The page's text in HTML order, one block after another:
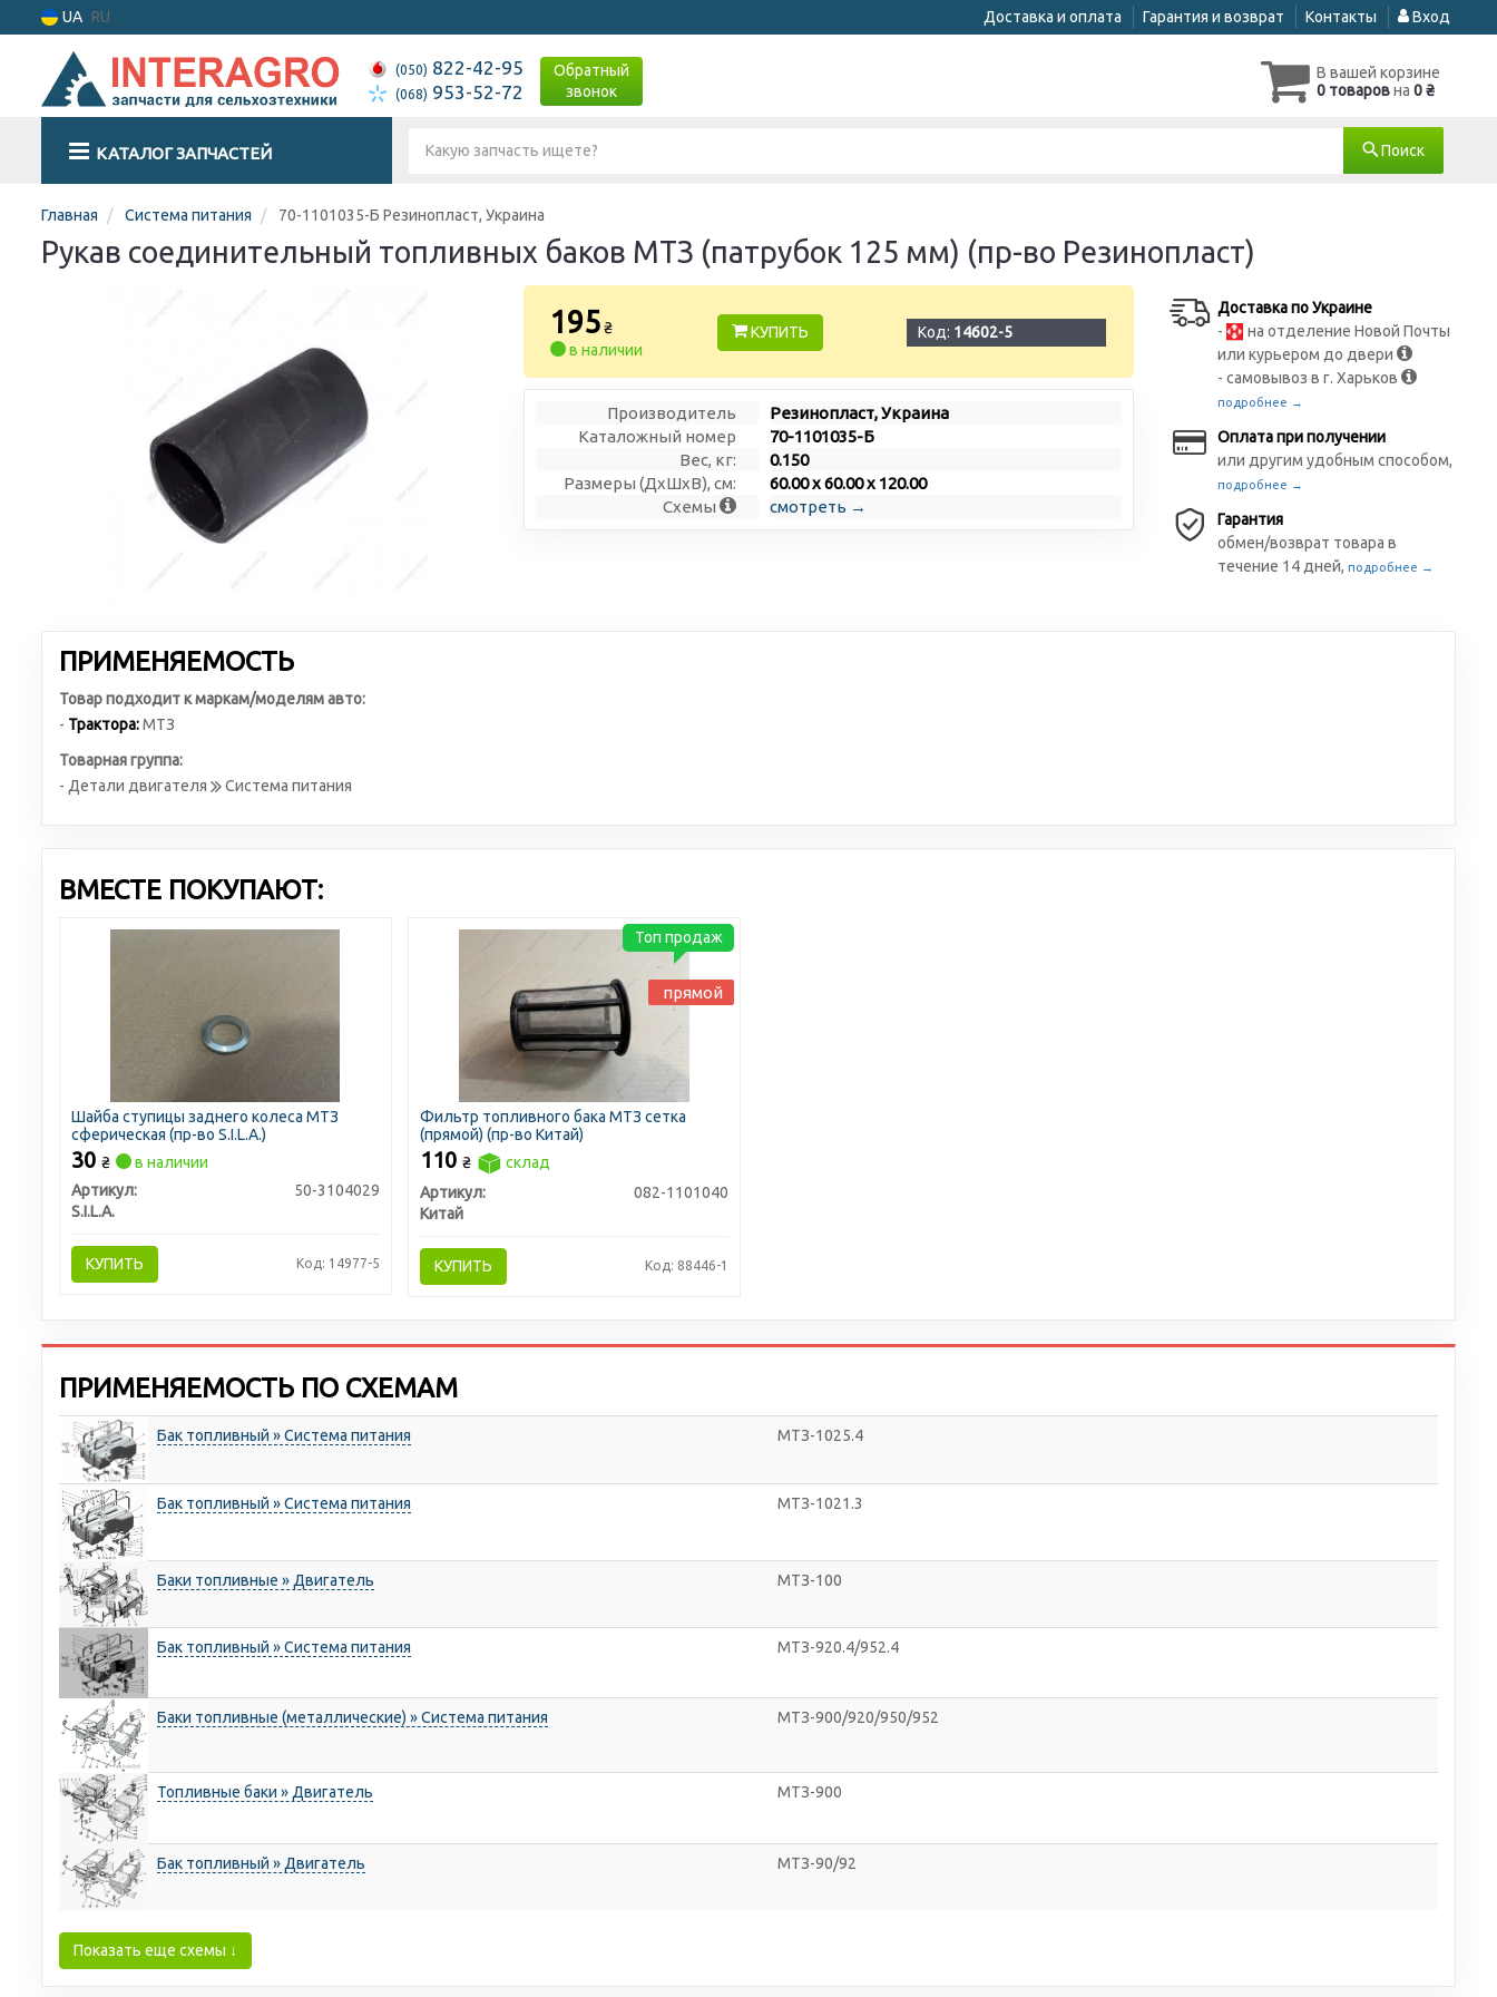
UA RU Доставка и оплата Гарантия и возврат Контакты Вход
(050) 822-42-95
(068) 953-52-72
Обратный
звонок
В вашей корзине
0 товаровна 0 ₴
КАТАЛОГ ЗАПЧАСТЕЙ Поиск
Главная Система питания 70-1101035-Б Резинопласт, Украина
Рукав соединительный топливных баков МТЗ (патрубок 125 мм) (пр-во Резинопласт)
195 ₴
в наличии
КУПИТЬ Код: 14602-5
Производитель
Резинопласт, Украина
Каталожный номер
70-1101035-Б
Вес, кг:
0.150
Размеры (ДxШxВ), см:
60.00 x 60.00 x 120.00
Схемы
смотреть →
Доставка по Украине
-
на отделение Новой Почты
или курьером до двери
- самовывоз в г. Харьков
подробнее →
Оплата при получении
или другим удобным способом,
подробнее →
Гарантия
обмен/возврат товара в
течение 14 дней,подробнее →
ПРИМЕНЯЕМОСТЬ
Товар подходит к маркам/моделям авто:
- Трактора:МТЗ
Товарная группа:
- Детали двигателя
Система питания
ВМЕСТЕ ПОКУПАЮТ:
Шайба ступицы заднего колеса МТЗ
сферическая (пр-во S.I.L.A.)
30 ₴
в наличии
Артикул:
50-3104029
S.I.L.A.
КУПИТЬ Код: 14977-5
Фильтр топливного бака МТЗ сетка
(прямой) (пр-во Китай)
110 ₴
склад
Артикул:
082-1101040
Китай
КУПИТЬ Код: 88446-1
Топ продаж
прямой
ПРИМЕНЯЕМОСТЬ ПО СХЕМАМ
Бак топливный » Система питания МТЗ-1025.4
Бак топливный » Система питания МТЗ-1021.3
Баки топливные » Двигатель МТЗ-100
Бак топливный » Система питания МТЗ-920.4/952.4
Баки топливные (металлические) » Система питания МТЗ-900/920/950/952
Топливные баки » Двигатель МТЗ-900
Бак топливный » Двигатель МТЗ-90/92
Показать еще схемы ↓